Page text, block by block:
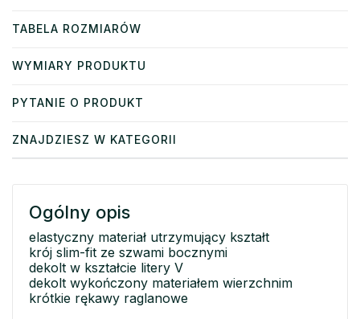
TABELA ROZMIARÓW
WYMIARY PRODUKTU
PYTANIE O PRODUKT
ZNAJDZIESZ W KATEGORII
Ogólny opis
elastyczny materiał utrzymujący kształt
krój slim-fit ze szwami bocznymi
dekolt w kształcie litery V
dekolt wykończony materiałem wierzchnim
krótkie rękawy raglanowe